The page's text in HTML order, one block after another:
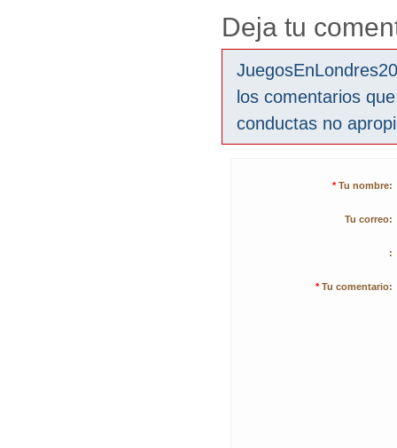
Deja tu
los comentarios
conductas no
* Tu nombre:
Tu correo:
:
* Tu comentario: